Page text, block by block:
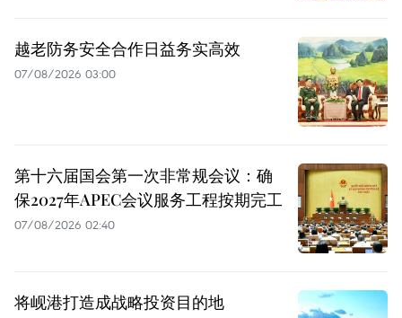
越老防务安全合作日益务实高效
07/08/2026 03:00
第十六届国会第一次非常规会议：确
保2027年APEC会议服务工程按期完工
07/08/2026 02:40
将岘港打造成战略投资目的地